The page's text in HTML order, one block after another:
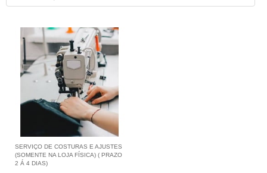
SERVIÇO DE COSTURAS E AJUSTES
(SOMENTE NA LOJA FÍSICA) ( PRAZO
2 Á 4 DIAS)